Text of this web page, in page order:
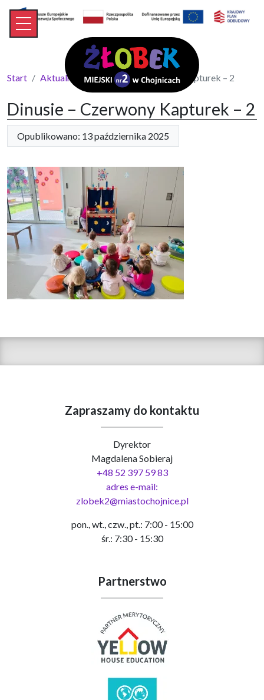
Start Aktualności Dinusie – Czerwony Kapturek – 2
Dinusie – Czerwony Kapturek – 2
Opublikowano: 13 października 2025
Zapraszamy do kontaktu
Dyrektor
Magdalena Sobieraj
+48 52 397 59 83
adres e-mail:
zlobek2@miastochojnice.pl
pon., wt., czw., pt.: 7:00 - 15:00
śr.: 7:30 - 15:30
Partnerstwo